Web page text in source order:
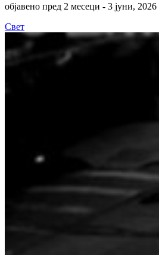
објавено пред 2 месеци - 3 јуни, 2026
Свет